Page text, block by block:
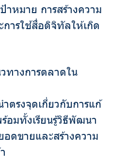
าหมาย การสร้างความ
ารใช้สื่อดิจิทัลให้เกิด
ทางการตลาดใน
ตรงจุดเกี่ยวกับการแก้
มทั้งเรียนรู้วิธีพัฒนา
ดขายและสร้างความ